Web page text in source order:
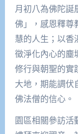
月初八為佛陀誕
佛」，感恩釋尊
慧的人生；以香
徵淨化內心的塵
修行與朝聖的實
大地，期能調伏
佛法僧的信心。
園區相關參訪活